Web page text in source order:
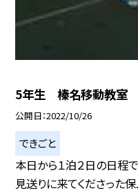
5年生 榛名移動教室
公開日 2022/10/26
できごと
本日から１泊２日の日程
見送りに来てくださった